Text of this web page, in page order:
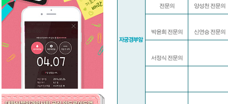
전문의
박윤희 전문의
서정식 전문의
양성천 전문의
신연승 전문의